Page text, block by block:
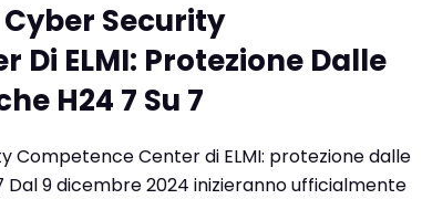
Security
Di ELMI: Protezione Dalle
H24 7 Su 7
Competence Center di ELMI: protezione dalle
9 dicembre 2024 inizieranno ufficialmente